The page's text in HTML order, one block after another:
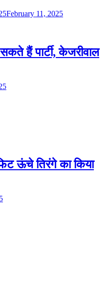
February 11, 2025
हैं पार्टी, केजरीवाल
ऊंचे तिरंगे का किया